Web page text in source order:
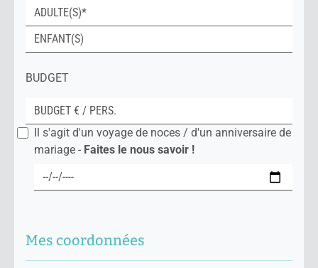
BUDGET
Il s'agit d'un voyage de noces / d'un anniversaire de
mariage - Faites le nous savoir !
Mes coordonnées